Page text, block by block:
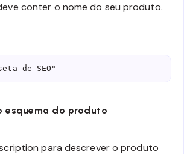
conter o nome do seu produto.
de SEO"
esquema do produto
para descrever o produto